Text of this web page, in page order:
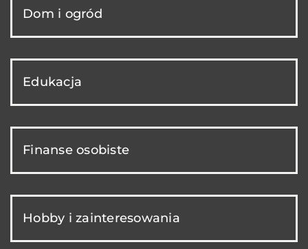
Dom i ogród
Edukacja
Finanse osobiste
Hobby i zainteresowania